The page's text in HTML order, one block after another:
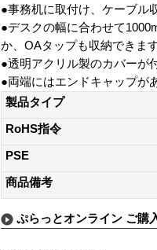
●事務机に取付け、ケーブル
●デスクの幅に合わせて
か、OAタップも収納できます
●透明アクリル製のカバーが
●両端にはエンドキャップが
製品タイプ
RoHS指令
PSE
商品備考
ぷらっとオンライン ご購